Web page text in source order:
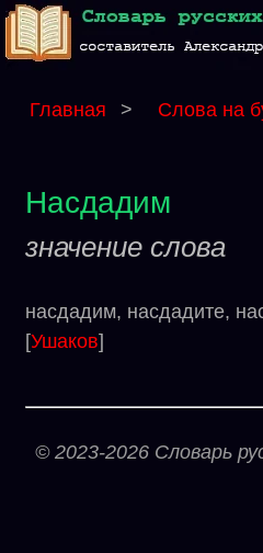
Главная > Слова на
Насдадим
значение слова
насдадим, насдадите,
[Ушаков]
© 2023-2026 Словарь